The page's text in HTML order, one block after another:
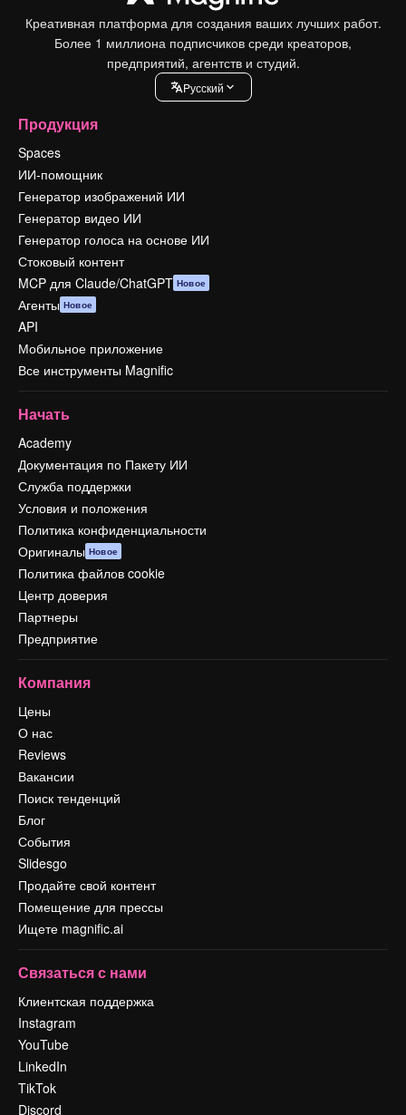
Креативная платформа для создания ваших лучших работ.
Более 1 миллиона подписчиков среди креаторов,
предприятий, агентств и студий.
Pусский
Продукция
Spaces
ИИ-помощник
Генератор изображений ИИ
Генератор видео ИИ
Генератор голоса на основе ИИ
Стоковый контент
MCP для Claude/ChatGPT Новое
Агенты Новое
API
Мобильное приложение
Все инструменты Magnific
Начать
Academy
Документация по Пакету ИИ
Служба поддержки
Условия и положения
Политика конфиденциальности
Оригиналы Новое
Политика файлов cookie
Центр доверия
Партнеры
Предприятие
Компания
Цены
О нас
Reviews
Вакансии
Поиск тенденций
Блог
События
Slidesgo
Продайте свой контент
Помещение для прессы
Ищете magnific.ai
Связаться с нами
Клиентская поддержка
Instagram
YouTube
LinkedIn
TikTok
Discord